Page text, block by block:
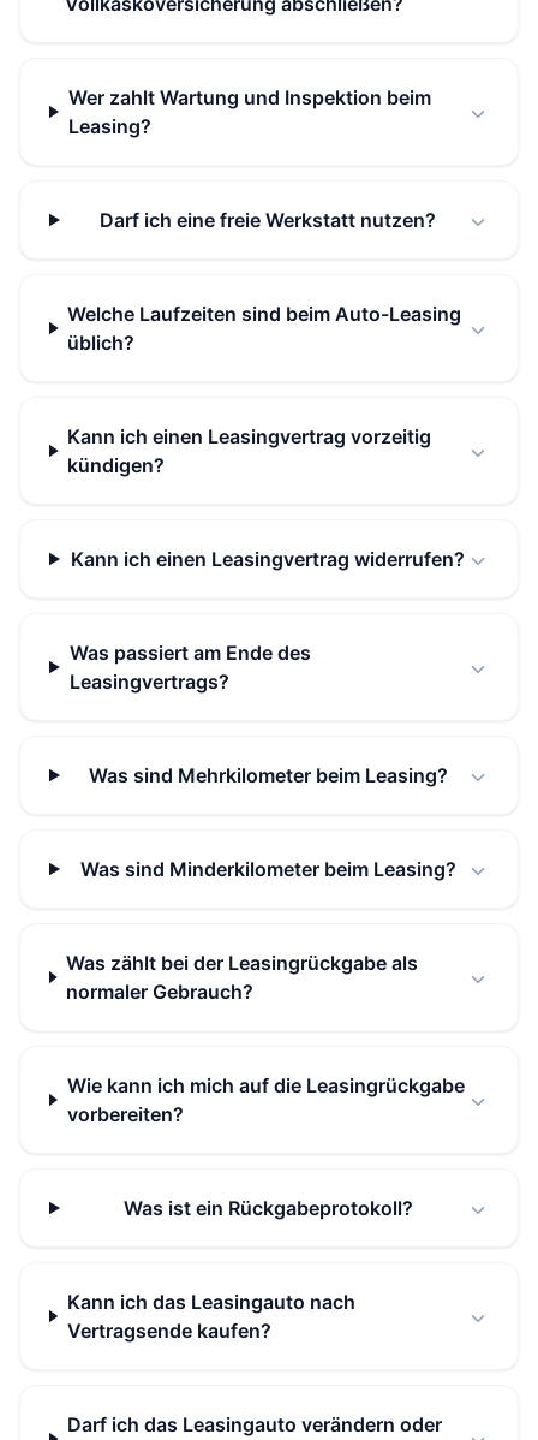
Wer zahlt Wartung und Inspektion beim
Leasing?
Darf ich eine freie Werkstatt nutzen?
Welche Laufzeiten sind beim Auto-Leasing
üblich?
Kann ich einen Leasingvertrag vorzeitig
kündigen?
Kann ich einen Leasingvertrag widerrufen?
Was passiert am Ende des
Leasingvertrags?
Was sind Mehrkilometer beim Leasing?
Was sind Minderkilometer beim Leasing?
Was zählt bei der Leasingrückgabe als
normaler Gebrauch?
Wie kann ich mich auf die Leasingrückgabe
vorbereiten?
Was ist ein Rückgabeprotokoll?
Kann ich das Leasingauto nach
Vertragsende kaufen?
Darf ich das Leasingauto verändern oder